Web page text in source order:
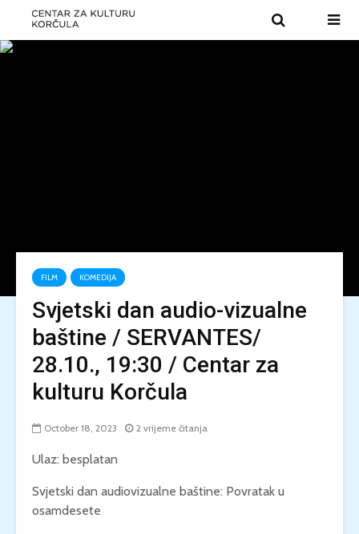
FILM KOMEDIJA
Svjetski dan audio-vizualne
baštine / SERVANTES/
28.10., 19:30 / Centar za
kulturu Korčula
October 18, 2023 2 vrijeme čitanja
Ulaz: besplatan
Svjetski dan audiovizualne baštine: Povratak u
osamdesete